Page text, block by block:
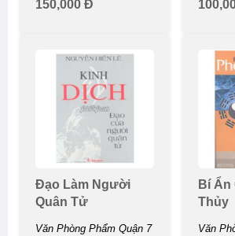
150,000 Đ
Đạo Làm Người
Quân Tử
Văn Phòng Phẩm Quận 7
Bí Ẩn
Thủy
Văn